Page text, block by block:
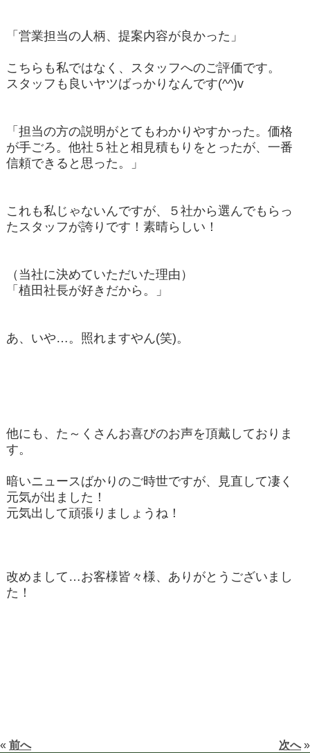
「営業担当の人柄、提案内容が良かった」
こちらも私ではなく、スタッフへのご評価です。
スタッフも良いヤツばっかりなんです(^^)v
「担当の方の説明がとてもわかりやすかった。価格
が手ごろ。他社５社と相見積もりをとったが、一番
信頼できると思った。」
これも私じゃないんですが、５社から選んでもらっ
たスタッフが誇りです！素晴らしい！
（当社に決めていただいた理由）
「植田社長が好きだから。」
あ、いや…。照れますやん(笑)。
他にも、た～くさんお喜びのお声を頂戴しておりま
す。
暗いニュースばかりのご時世ですが、見直して凄く
元気が出ました！
元気出して頑張りましょうね！
改めまして…お客様皆々様、ありがとうございまし
た！
« 前へ 次へ»